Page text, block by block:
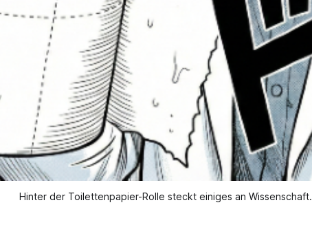
Hinter der Toilettenpapier-Rolle steckt einiges an Wissenschaft.